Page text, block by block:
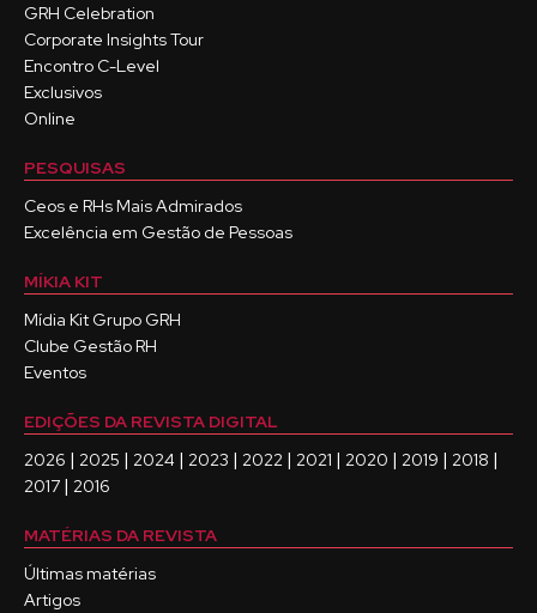
GRH Celebration
Corporate Insights Tour
Encontro C-Level
Exclusivos
Online
PESQUISAS
Ceos e RHs Mais Admirados
Excelência em Gestão de Pessoas
MÍKIA KIT
Mídia Kit Grupo GRH
Clube Gestão RH
Eventos
EDIÇÕES DA REVISTA DIGITAL
2026 | 2025 | 2024 | 2023 | 2022 | 2021 | 2020 | 2019 | 2018 |
2017 | 2016
MATÉRIAS DA REVISTA
Últimas matérias
Artigos